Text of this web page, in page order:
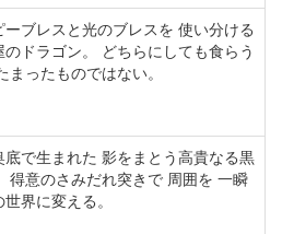
ーブレスと光のブレスを 使い分ける
のドラゴン。 どちらにしても食らう
まったものではない。
底で生まれた 影をまとう高貴なる黒
得意のさみだれ突きで 周囲を 一瞬
界に変える。